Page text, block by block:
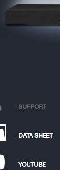
SUPPORT
DATA SHEET
YOUTUBE